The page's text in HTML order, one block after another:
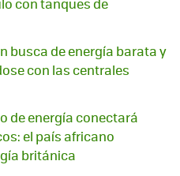
busca de energía barata y
con las centrales
de energía conectará
el país africano
británica